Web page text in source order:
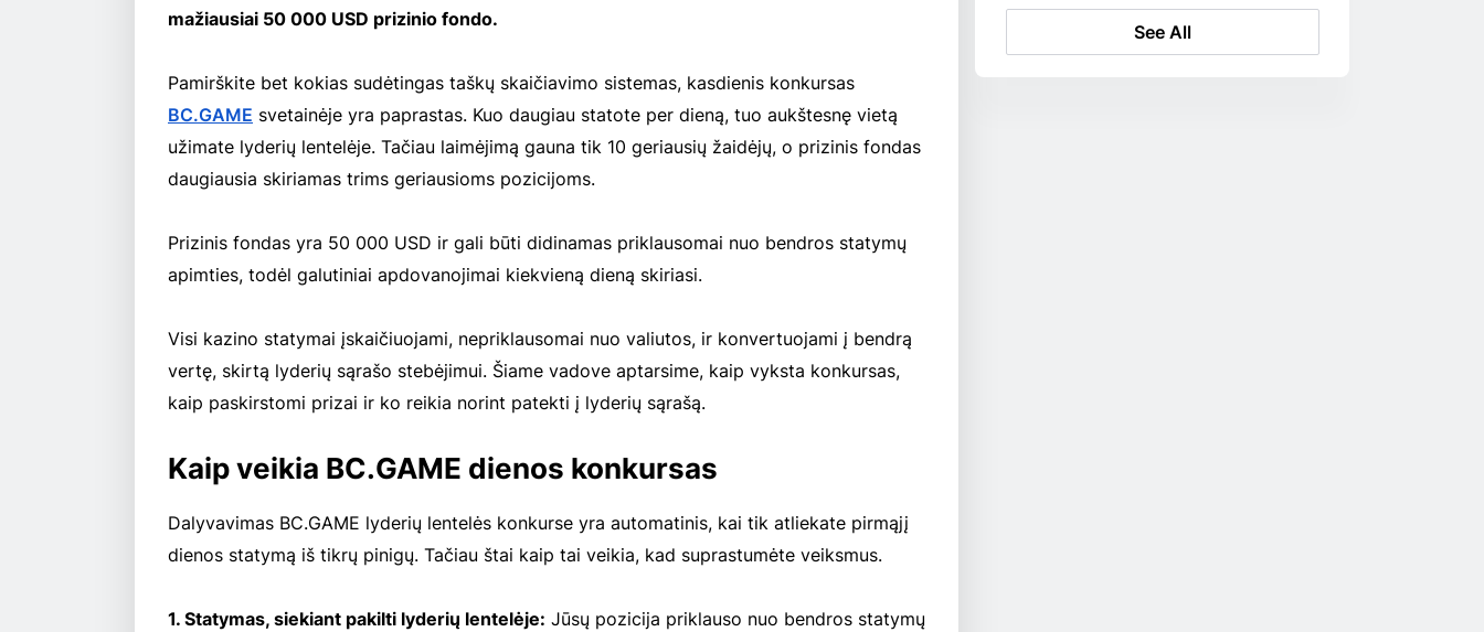
mažiausiai 50 000 USD prizinio fondo.
Pamirškite bet kokias sudėtingas taškų skaičiavimo sistemas, kasdienis konkursas
BC.GAME svetainėje yra paprastas. Kuo daugiau statote per dieną, tuo aukštesnę vietą
užimate lyderių lentelėje. Tačiau laimėjimą gauna tik 10 geriausių žaidėjų, o prizinis fondas
daugiausia skiriamas trims geriausioms pozicijoms.
Prizinis fondas yra 50 000 USD ir gali būti didinamas priklausomai nuo bendros statymų
apimties, todėl galutiniai apdovanojimai kiekvieną dieną skiriasi.
Visi kazino statymai įskaičiuojami, nepriklausomai nuo valiutos, ir konvertuojami į bendrą
vertę, skirtą lyderių sąrašo stebėjimui. Šiame vadove aptarsime, kaip vyksta konkursas,
kaip paskirstomi prizai ir ko reikia norint patekti į lyderių sąrašą.
Kaip veikia BC.GAME dienos konkursas
Dalyvavimas BC.GAME lyderių lentelės konkurse yra automatinis, kai tik atliekate pirmąjį
dienos statymą iš tikrų pinigų. Tačiau štai kaip tai veikia, kad suprastumėte veiksmus.
1. Statymas, siekiant pakilti lyderių lentelėje: Jūsų pozicija priklauso nuo bendros statymų
See All